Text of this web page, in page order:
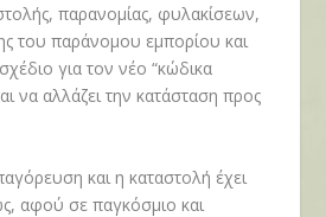
παρανομίας, φυλακίσεων,
του παράνομου εμπορίου και
για τον νέο “κώδικα
να αλλάζει την κατάσταση προς
και η καταστολή έχει
αφού σε παγκόσμιο και